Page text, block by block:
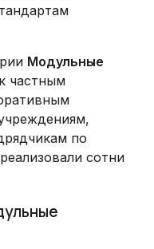
Модульные
частным
по
сотни